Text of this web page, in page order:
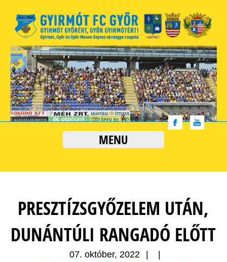
MENU
PRESZTÍZSGYŐZELEM UTÁN,
DUNÁNTÚLI RANGADÓ ELŐTT
07. október, 2022